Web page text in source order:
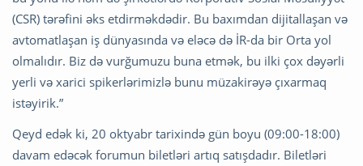
(CSR) tərəfini əks etdirməkdədir. Bu baxımdan dijitallaşan və
avtomatlaşan iş dünyasında və eləcə də İR-da bir Orta yol
olmalıdır. Biz də vurğumuzu buna etmək, bu ilki çox dəyərli
yerli və xarici spikerlərimizlə bunu müzakirəyə çıxarmaq
istəyirik.”
Qeyd edək ki, 20 oktyabr tarixində gün boyu (09:00-18:00)
davam edəcək forumun biletləri artıq satışdadır. Biletləri